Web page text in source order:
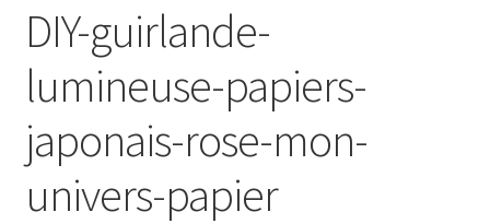
DIY-guirlande-
lumineuse-papiers-
japonais-rose-mon-
univers-papier